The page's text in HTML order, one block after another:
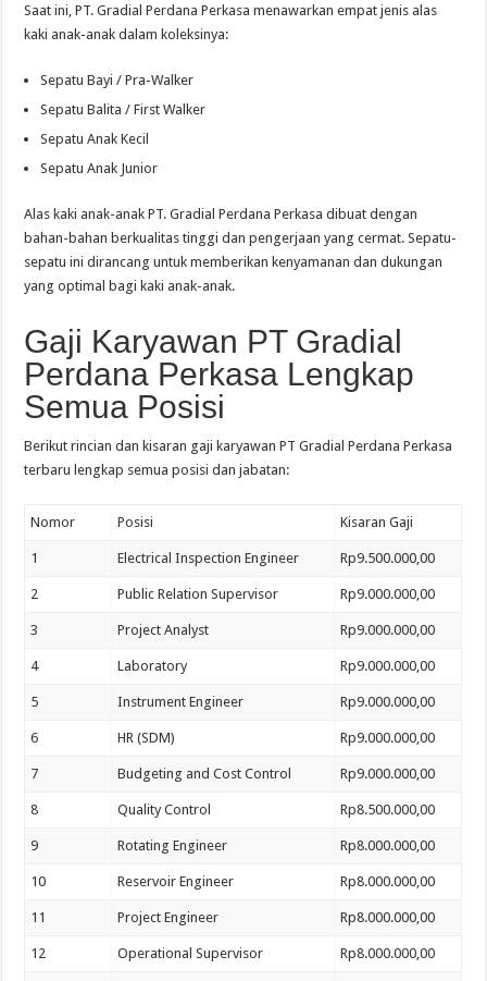
Saat ini, PT. Gradial Perdana Perkasa menawarkan empat jenis alas
kaki anak-anak dalam koleksinya:
Sepatu Bayi / Pra-Walker
Sepatu Balita / First Walker
Sepatu Anak Kecil
Sepatu Anak Junior
Alas kaki anak-anak PT. Gradial Perdana Perkasa dibuat dengan
bahan-bahan berkualitas tinggi dan pengerjaan yang cermat. Sepatu-
sepatu ini dirancang untuk memberikan kenyamanan dan dukungan
yang optimal bagi kaki anak-anak.
Gaji Karyawan PT Gradial
Perdana Perkasa Lengkap
Semua Posisi
Berikut rincian dan kisaran gaji karyawan PT Gradial Perdana Perkasa
terbaru lengkap semua posisi dan jabatan:
Nomor Posisi Kisaran Gaji
1 Electrical Inspection Engineer Rp9.500.000,00
2 Public Relation Supervisor Rp9.000.000,00
3 Project Analyst Rp9.000.000,00
4 Laboratory Rp9.000.000,00
5 Instrument Engineer Rp9.000.000,00
6 HR (SDM) Rp9.000.000,00
7 Budgeting and Cost Control Rp9.000.000,00
8 Quality Control Rp8.500.000,00
9 Rotating Engineer Rp8.000.000,00
10 Reservoir Engineer Rp8.000.000,00
11 Project Engineer Rp8.000.000,00
12 Operational Supervisor Rp8.000.000,00